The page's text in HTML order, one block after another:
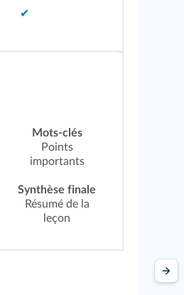
✔
Mots‑clés
Points
importants
Synthèse finale
Résumé de la
leçon